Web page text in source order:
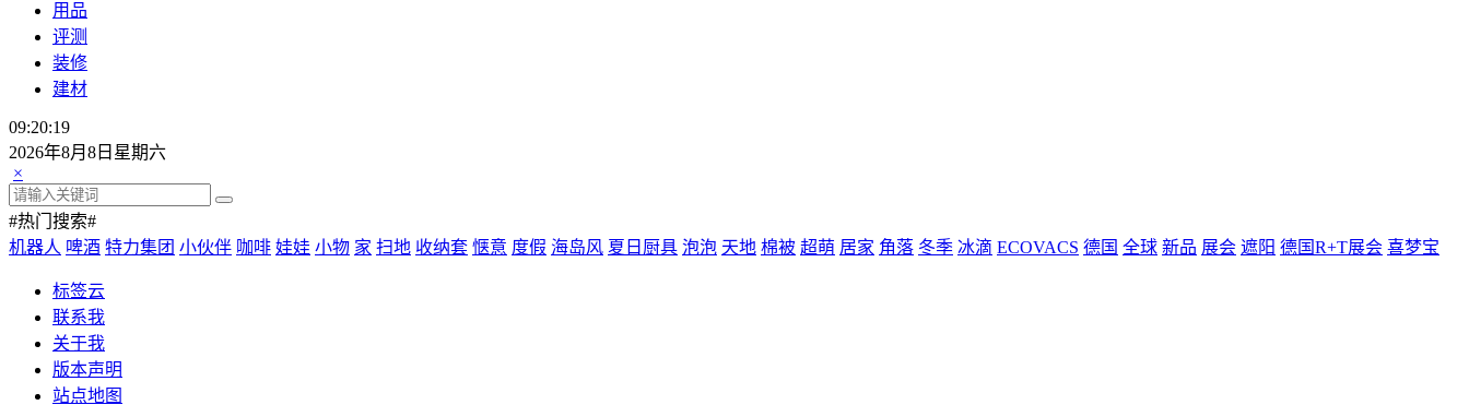
用品
评测
装修
建材
09:20:20
2026年8月8日星期六
×
#热门搜索#
机器人 啤酒 特力集团 小伙伴 咖啡 娃娃 小物 家 扫地 收纳套 惬意 度假 海岛风 夏日厨具 泡泡 天地 棉被 超萌 居家 角落 冬季 冰滴 ECOVACS 德国 全球 新品 展会 遮阳 德国R+T展会 喜梦宝
标签云
联系我
关于我
版本声明
站点地图